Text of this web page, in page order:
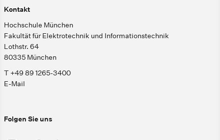
Kontakt
Hochschule München
Fakultät für Elektrotechnik und Informationstechnik
Lothstr. 64
80335 München
T +49 89 1265-3400
E-Mail
Folgen Sie uns